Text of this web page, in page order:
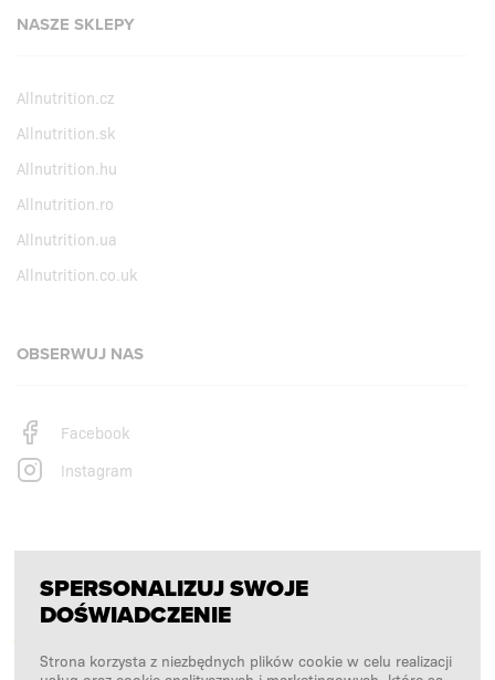
NASZE SKLEPY
Allnutrition.cz
Allnutrition.sk
Allnutrition.hu
Allnutrition.ro
Allnutrition.ua
Allnutrition.co.uk
OBSERWUJ NAS
Facebook
Instagram
SPERSONALIZUJ SWOJE
DOŚWIADCZENIE
Strona korzysta z niezbędnych plików cookie w celu realizacji